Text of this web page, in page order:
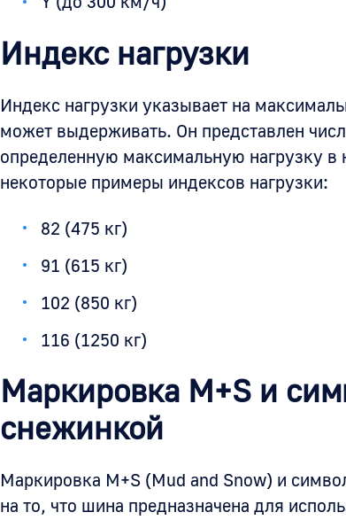
Индекс нагрузки
Индекс нагрузки указывает на
может выдерживать. Он представлен
определенную максимальную нагрузку
некоторые примеры индексов нагрузки:
82 (475 кг)
91 (615 кг)
102 (850 кг)
116 (1250 кг)
Маркировка M+S и
снежинкой
Маркировка M+S (Mud and Snow) и
на то, что шина предназначена для